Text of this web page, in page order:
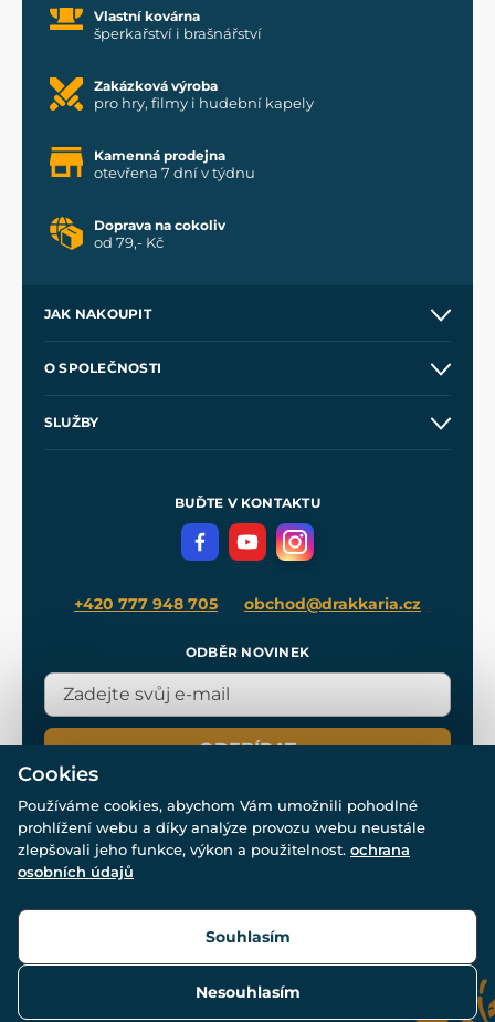
Vlastní kovárna
šperkařství i brašnářství
Zakázková výroba
pro hry, filmy i hudební kapely
Kamenná prodejna
otevřena 7 dní v týdnu
Doprava na cokoliv
od 79,- Kč
JAK NAKOUPIT
Velkoobchod
O SPOLEČNOSTI
SLUŽBY
Meče pro Kingdom Come
BUĎTE V KONTAKTU
+420 777 948 705 obchod@drakkaria.cz
ODBĚR NOVINEK
ODEBÍRAT
© Všechna práva vyhrazena. www.drakkaria.cz 2007-2026.
Cookies
Používáme cookies, abychom Vám umožnili pohodlné
prohlížení webu a díky analýze provozu webu neustále
zlepšovali jeho funkce, výkon a použitelnost. ochrana
osobních údajů
Nesouhlasím
Souhlasím